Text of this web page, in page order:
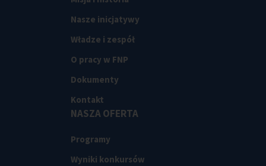
Nasze inicjatywy
Władze i zespół
O pracy w FNP
Dokumenty
Kontakt
NASZA OFERTA
Programy
Wyniki konkursów